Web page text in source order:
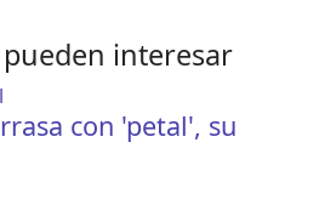
interesar
con 'petal', su